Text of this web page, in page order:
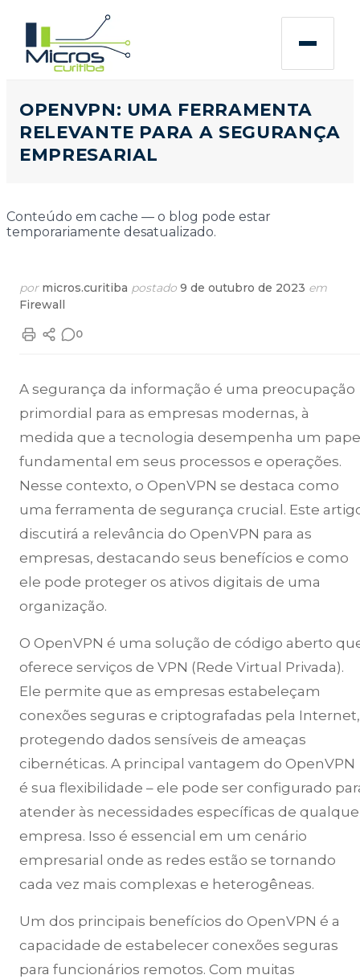
OPENVPN: UMA FERRAMENTA
RELEVANTE PARA A SEGURANÇA
EMPRESARIAL
Conteúdo em cache — o blog pode estar
temporariamente desatualizado.
por micros.curitiba postado 9 de outubro de 2023 em
Firewall
0
A segurança da informação é uma preocupação
primordial para as empresas modernas, à
medida que a tecnologia desempenha um
fundamental em seus processos e operações.
Nesse contexto, o OpenVPN se destaca como
uma ferramenta de segurança crucial. Este
discutirá a relevância do OpenVPN para as
empresas, destacando seus benefícios e como
ele pode proteger os ativos digitais de uma
organização.
O OpenVPN é uma solução de código aberto
oferece serviços de VPN (Rede Virtual Privada).
Ele permite que as empresas estabeleçam
conexões seguras e criptografadas pela Internet,
protegendo dados sensíveis de ameaças
cibernéticas. A principal vantagem do OpenVPN
é sua flexibilidade – ele pode ser configurado
atender às necessidades específicas de
empresa. Isso é essencial em um cenário
empresarial onde as redes estão se tornando
cada vez mais complexas e heterogêneas.
Um dos principais benefícios do OpenVPN é a
capacidade de estabelecer conexões seguras
para funcionários remotos. Com muitas